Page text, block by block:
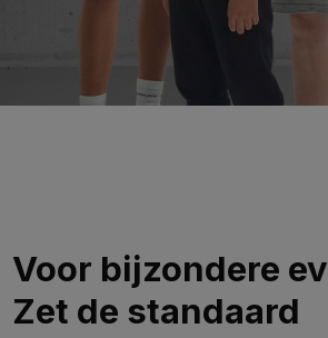
Voor bijzondere
Zet de standaard